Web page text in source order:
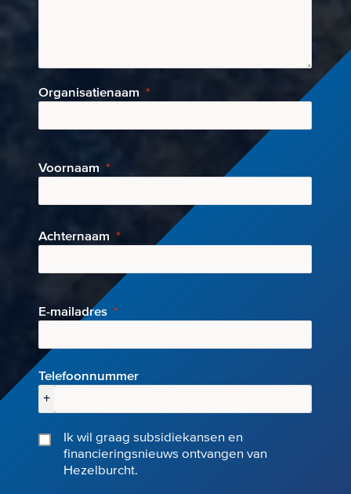
Organisatienaam
Voornaam
Achternaam
E-mailadres
Telefoonnummer
+
Ik wil graag subsidiekansen en
financieringsnieuws ontvangen van
Hezelburcht.